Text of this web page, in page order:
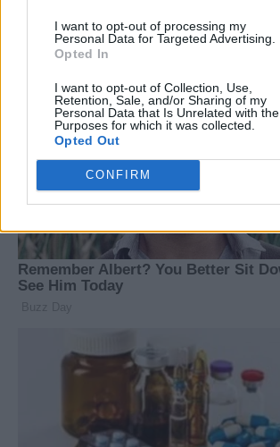
I want to opt-out of processing my
Personal Data for Targeted Advertising.
Opted In
I want to opt-out of Collection, Use,
Retention, Sale, and/or Sharing of my
Personal Data that Is Unrelated with the
Purposes for which it was collected.
Opted Out
CONFIRM